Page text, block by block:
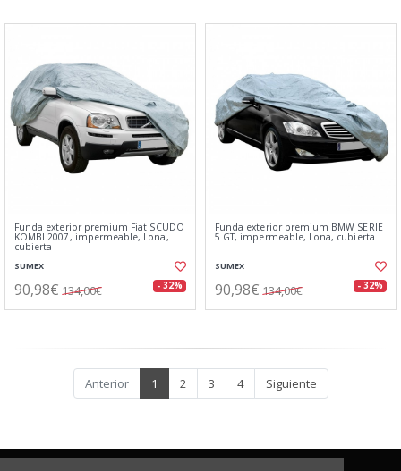
Funda exterior premium Fiat SCUDO
KOMBI 2007, impermeable, Lona,
cubierta
SUMEX
90,98€ 134,00€ - 32%
Funda exterior premium BMW SERIE
5 GT, impermeable, Lona, cubierta
SUMEX
90,98€ 134,00€ - 32%
Anterior 1 2 3 4 Siguiente